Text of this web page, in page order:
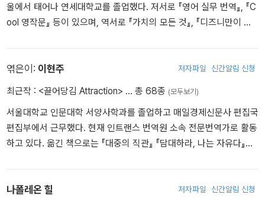
울에서 태어나 연세대학교를 졸업했다. 저서로 『영어 실무 번역』, 『C
ool 영작문』 등이 있으며, 역서로 『가치의 모든 것』, 『디즈니만이 하
『주식시장을 이기는 작은 책』 등이 있다.
엮은이: 이현주 저자파일 신간알림 신청
최근작 : <끌어당김 Attraction> … 총 68종 (모두보기)
서울대학교 인문대학 서양사학과를 졸업하고 매일경제신문사 편집국
편집부에서 근무했다. 현재 인트랜스 번역원 소속 전문번역가로 활동
하고 있다. 옮긴 책으로는 『대중의 직관』 『담대하라, 나는 자유다』
포인트』 『매력자본』 『X 이벤트』 『당신은 전략가입니까?』 『펭귄과 리
나폴레온 힐 저자파일 신간알림 신청